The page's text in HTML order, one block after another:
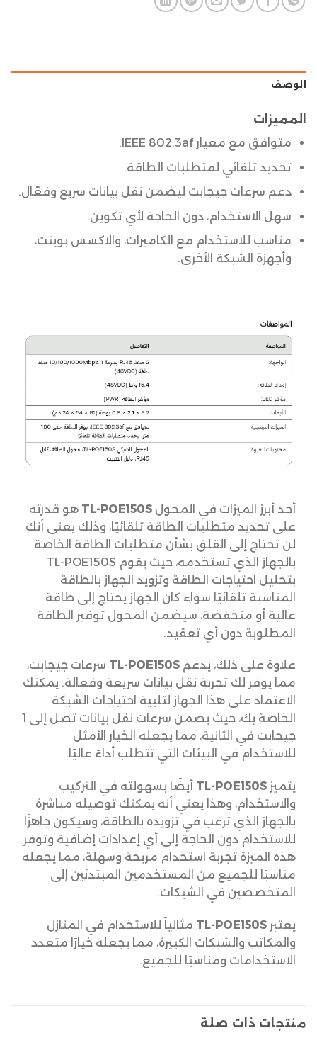
الوصف
المميزات
متوافق مع معيار IEEE 802.3af.
تحديد تلقائي لمتطلبات الطاقة.
دعم سرعات جيجابت ليضمن نقل بيانات سريع وفعّال.
سهل الاستخدام، دون الحاجة لأي تكوين.
مناسب للاستخدام مع الكاميرات، والاكسس بوينت،
وأجهزة الشبكة الأخرى.
أحد أبرز الميزات في المحول TL-POE150S هو قدرته
على تحديد متطلبات الطاقة تلقائيًا، وذلك يعنى أنك
لن تحتاج إلى القلق بشأن متطلبات الطاقة الخاصة
بالجهاز الذي تستخدمه، حيث يقوم TL-POE150S
بتحليل احتياجات الطاقة وتزويد الجهاز بالطاقة
المناسبة تلقائيًا سواء كان الجهاز يحتاج إلى طاقة
عالية أو منخفضة، سيضمن المحول توفير الطاقة
المطلوبة دون أي تعقيد.
علاوة على ذلك، يدعم
سرعات جيجابت،
مما يوفر لك تجربة نقل بيانات سريعة وفعالة. يمكنك
الاعتماد على هذا الجهاز لتلبية احتياجات الشبكة
الخاصة بك، حيث يضمن سرعات نقل بيانات تصل إلى 1
جيجابت في الثانية، مما يجعله الخيار الأمثل
للاستخدام في البيئات التي تتطلب أداءً عاليًا.
يتميز TL-POE150S أيضًا بسهولته في التركيب
والاستخدام، وهذا يعني أنه يمكنك توصيله مباشرة
بالجهاز الذي ترغب في تزويده بالطاقة، وسيكون جاهزًا
للاستخدام دون الحاجة إلى أي إعدادات إضافية وتوفر
هذه الميزة تجربة استخدام مريحة وسهلة، مما يجعله
مناسبًا للجميع من المستخدمين المبتدئين إلى
المتخصصين في الشبكات.
يعتبر TL-POE150S مثالياً للاستخدام في المنازل
والمكاتب والشبكات الكبيرة، مما يجعله خيارًا متعدد
الاستخدامات ومناسبًا للجميع.
منتجات ذات صلة